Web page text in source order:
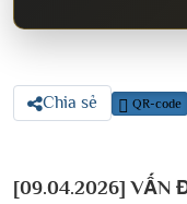
Chia sẻ QR-code
[09.04.2026] VẤN